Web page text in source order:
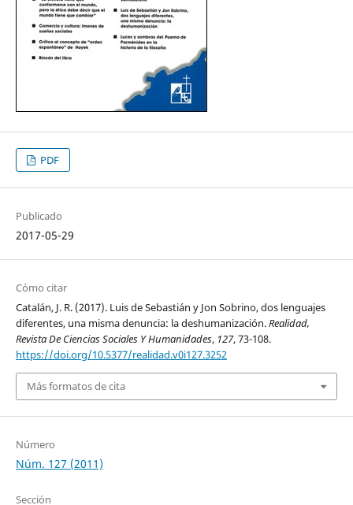
PDF
Publicado
2017-05-29
Cómo citar
Catalán, J. R. (2017). Luis de Sebastián y Jon Sobrino, dos lenguajes
diferentes, una misma denuncia: la deshumanización.Realidad,
Revista De Ciencias Sociales Y Humanidades, 127, 73-108.
https://doi.org/10.5377/realidad.v0i127.3252
Más formatos de cita
Número
Núm. 127 (2011)
Sección